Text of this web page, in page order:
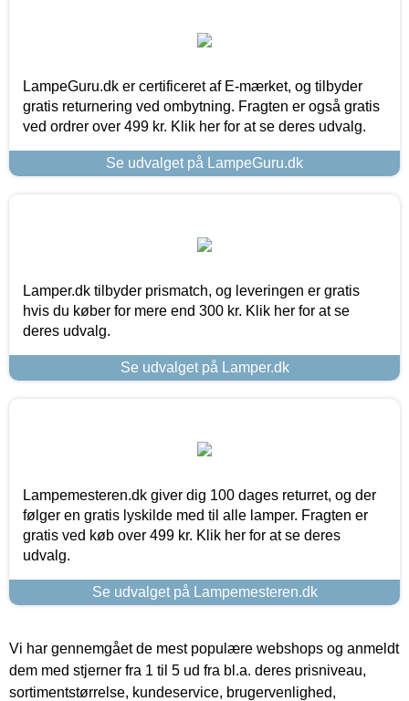
LampeGuru.dk er certificeret af E-mærket, og tilbyder
gratis returnering ved ombytning. Fragten er også gratis
ved ordrer over 499 kr. Klik her for at se deres udvalg.
Se udvalget på LampeGuru.dk
Lamper.dk tilbyder prismatch, og leveringen er gratis
hvis du køber for mere end 300 kr. Klik her for at se
deres udvalg.
Se udvalget på Lamper.dk
Lampemesteren.dk giver dig 100 dages returret, og der
følger en gratis lyskilde med til alle lamper. Fragten er
gratis ved køb over 499 kr. Klik her for at se deres
udvalg.
Se udvalget på Lampemesteren.dk
Vi har gennemgået de mest populære webshops og anmeldt
dem med stjerner fra 1 til 5 ud fra bl.a. deres prisniveau,
sortimentstørrelse, kundeservice, brugervenlighed,